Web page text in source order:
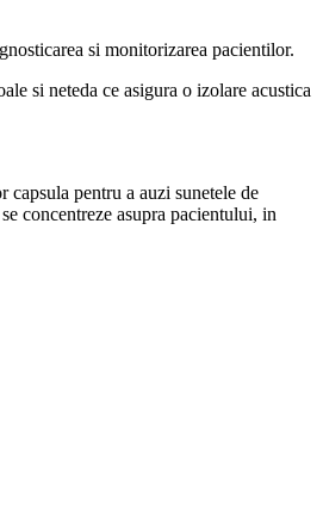
si monitorizarea pacientilor.
si neteda ce asigura o izolare acustica
pentru a auzi sunetele de
concentreze asupra pacientului, in